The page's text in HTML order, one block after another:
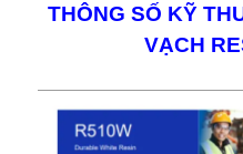
THÔNG SỐ KỸ
VẠCH